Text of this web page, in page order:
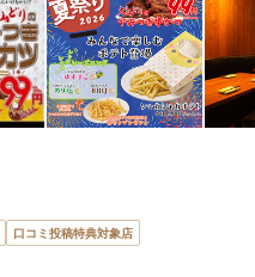
口コミ投稿特典対象店